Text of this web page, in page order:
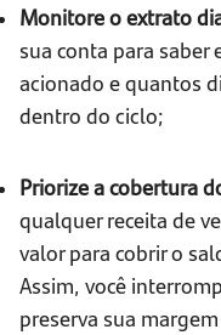
Monitore o extrato
sua conta para
acionado e quantos
dentro do ciclo;
Priorize a cobertura
qualquer receita de
valor para cobrir o
Assim, você
preserva sua